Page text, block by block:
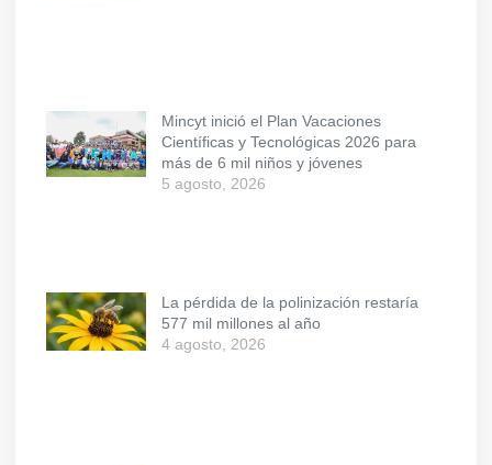
Mincyt inició el Plan Vacaciones
Científicas y Tecnológicas 2026 para
más de 6 mil niños y jóvenes
5 agosto, 2026
La pérdida de la polinización restaría
577 mil millones al año
4 agosto, 2026